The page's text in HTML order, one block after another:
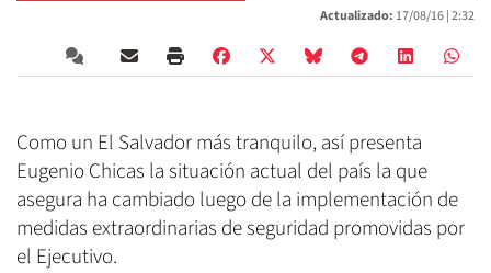
Actualizado: 17/08/16 |2:32
Como un El Salvador más tranquilo, así presenta
Eugenio Chicas la situación actual del país la que
asegura ha cambiado luego de la implementación de
medidas extraordinarias de seguridad promovidas por
el Ejecutivo.